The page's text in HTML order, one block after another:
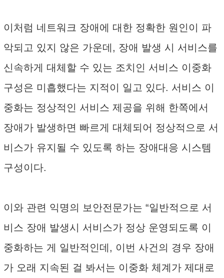
이처럼 네트워크 장애에 대한 정확한 원인이 파
악되고 있지 않은 가운데, 장애 발생 시 서비스를
신속하게 대체할 수 있는 조치인 서비스 이중화
구성은 미흡했다는 지적이 일고 있다. 서비스 이
중화는 정상적인 서비스 제공을 위해 한쪽에서
장애가 발생하면 빠르게 대체되어 정상적으로 서
비스가 유지될 수 있도록 하는 장애대응 시스템
구성이다.
이와 관련 익명의 보안전문가는 “일반적으로 서
비스 장애 발생시 서비스가 정상 운영되도록 이
중화하는 게 일반적인데, 이번 사건의 경우 장애
가 오래 지속된 걸 봐서는 이중화 체계가 제대로